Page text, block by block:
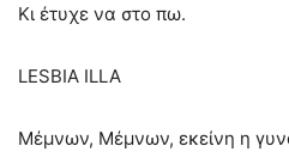
Κι έτυχε να στο πω.
LESBIA ILLA
Μέμνων, Μέμνων, εκείνη η